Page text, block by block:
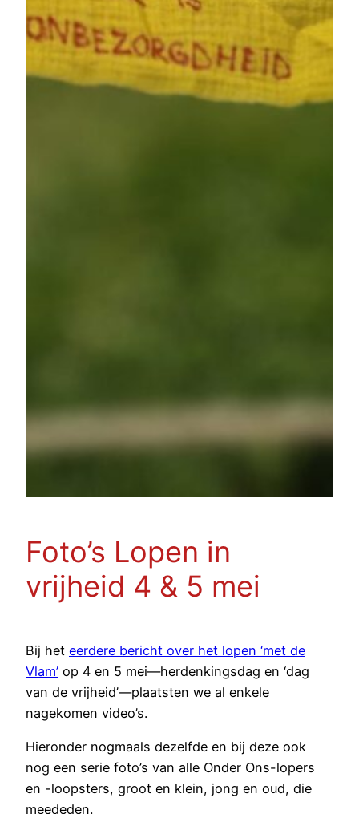
Foto’s Lopen in
vrijheid 4 & 5 mei
Bij het eerdere bericht over het lopen ‘met de
Vlam’ op 4 en 5 mei—herdenkingsdag en ‘dag
van de vrijheid’—plaatsten we al enkele
nagekomen video’s.
Hieronder nogmaals dezelfde en bij deze ook
nog een serie foto’s van alle Onder Ons-lopers
en -loopsters, groot en klein, jong en oud, die
meededen.